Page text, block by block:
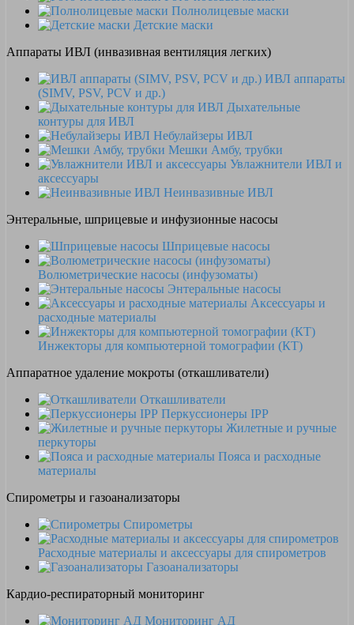
Полнолицевые маски
Детские маски
Аппараты ИВЛ (инвазивная вентиляция легких)
ИВЛ аппараты
(SIMV, PSV, PCV и др.)
Дыхательные
контуры для ИВЛ
Небулайзеры ИВЛ
Мешки Амбу, трубки
Увлажнители ИВЛ и
аксессуары
Неинвазивные ИВЛ
Энтеральные, шприцевые и инфузионные насосы
Шприцевые насосы
Волюметрические насосы (инфузоматы)
Энтеральные насосы
Аксессуары и
расходные материалы
Инжекторы для компьютерной томографии (КТ)
Аппаратное удаление мокроты (откашливатели)
Откашливатели
Перкуссионеры IPP
Жилетные и ручные
перкуторы
Пояса и расходные
материалы
Спирометры и газоанализаторы
Спирометры
Расходные материалы и аксессуары для спирометров
Газоанализаторы
Кардио-респираторный мониторинг
Мониторинг АД